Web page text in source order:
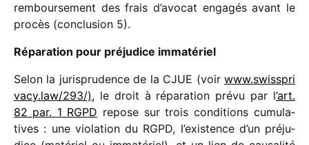
rembour­se­ment des frais d’avocat enga­gés avant le
procès (conclu­sion 5).
Réparation pour préju­dice immatériel
Selon la juris­pru­dence de la CJUE (voir www​.swiss​pri​
vacy​.law/​2​93/), le droit à répa­ra­tion prévu par l’art.
82 par. 1 RGPD repose sur trois condi­tions cumu­la­
tives : une viola­tion du RGPD, l’existence d’un préju­